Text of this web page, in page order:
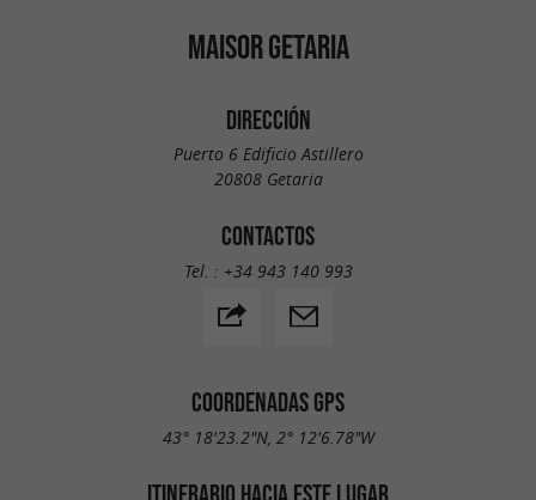
MAISOR GETARIA
DIRECCIÓN
Puerto 6 Edificio Astillero
20808 Getaria
CONTACTOS
Tel. : +34 943 140 993
COORDENADAS GPS
43° 18'23.2"N, 2° 12'6.78"W
ITINERARIO HACIA ESTE LUGAR